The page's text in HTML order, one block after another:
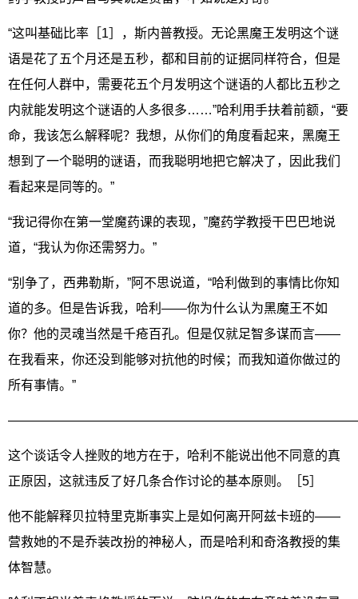
“这叫基础比率［1］，斯内普教授。无论黑魔王发明这个谜
语是花了五个月还是五秒，都和目前的证据同样符合，但是
在任何人群中，需要花五个月发明这个谜语的人都比五秒之
内就能发明这个谜语的人多很多……”哈利用手扶着前额，“要
命，我该怎么解释呢？我想，从你们的角度看起来，黑魔王
想到了一个聪明的谜语，而我聪明地把它解决了，因此我们
看起来是同等的。”
“我记得你在第一堂魔药课的表现，”魔药学教授干巴巴地说
道，“我认为你还需努力。”
“别争了，西弗勒斯，”阿不思说道，“哈利做到的事情比你知
道的多。但是告诉我，哈利——你为什么认为黑魔王不如
你？他的灵魂当然是千疮百孔。但是仅就足智多谋而言——
在我看来，你还没到能够对抗他的时候；而我知道你做过的
所有事情。”
这个谈话令人挫败的地方在于，哈利不能说出他不同意的真
正原因，这就违反了好几条合作讨论的基本原则。［5］
他不能解释贝拉特里克斯事实上是如何离开阿兹卡班的——
营救她的不是乔装改扮的神秘人，而是哈利和奇洛教授的集
体智慧。